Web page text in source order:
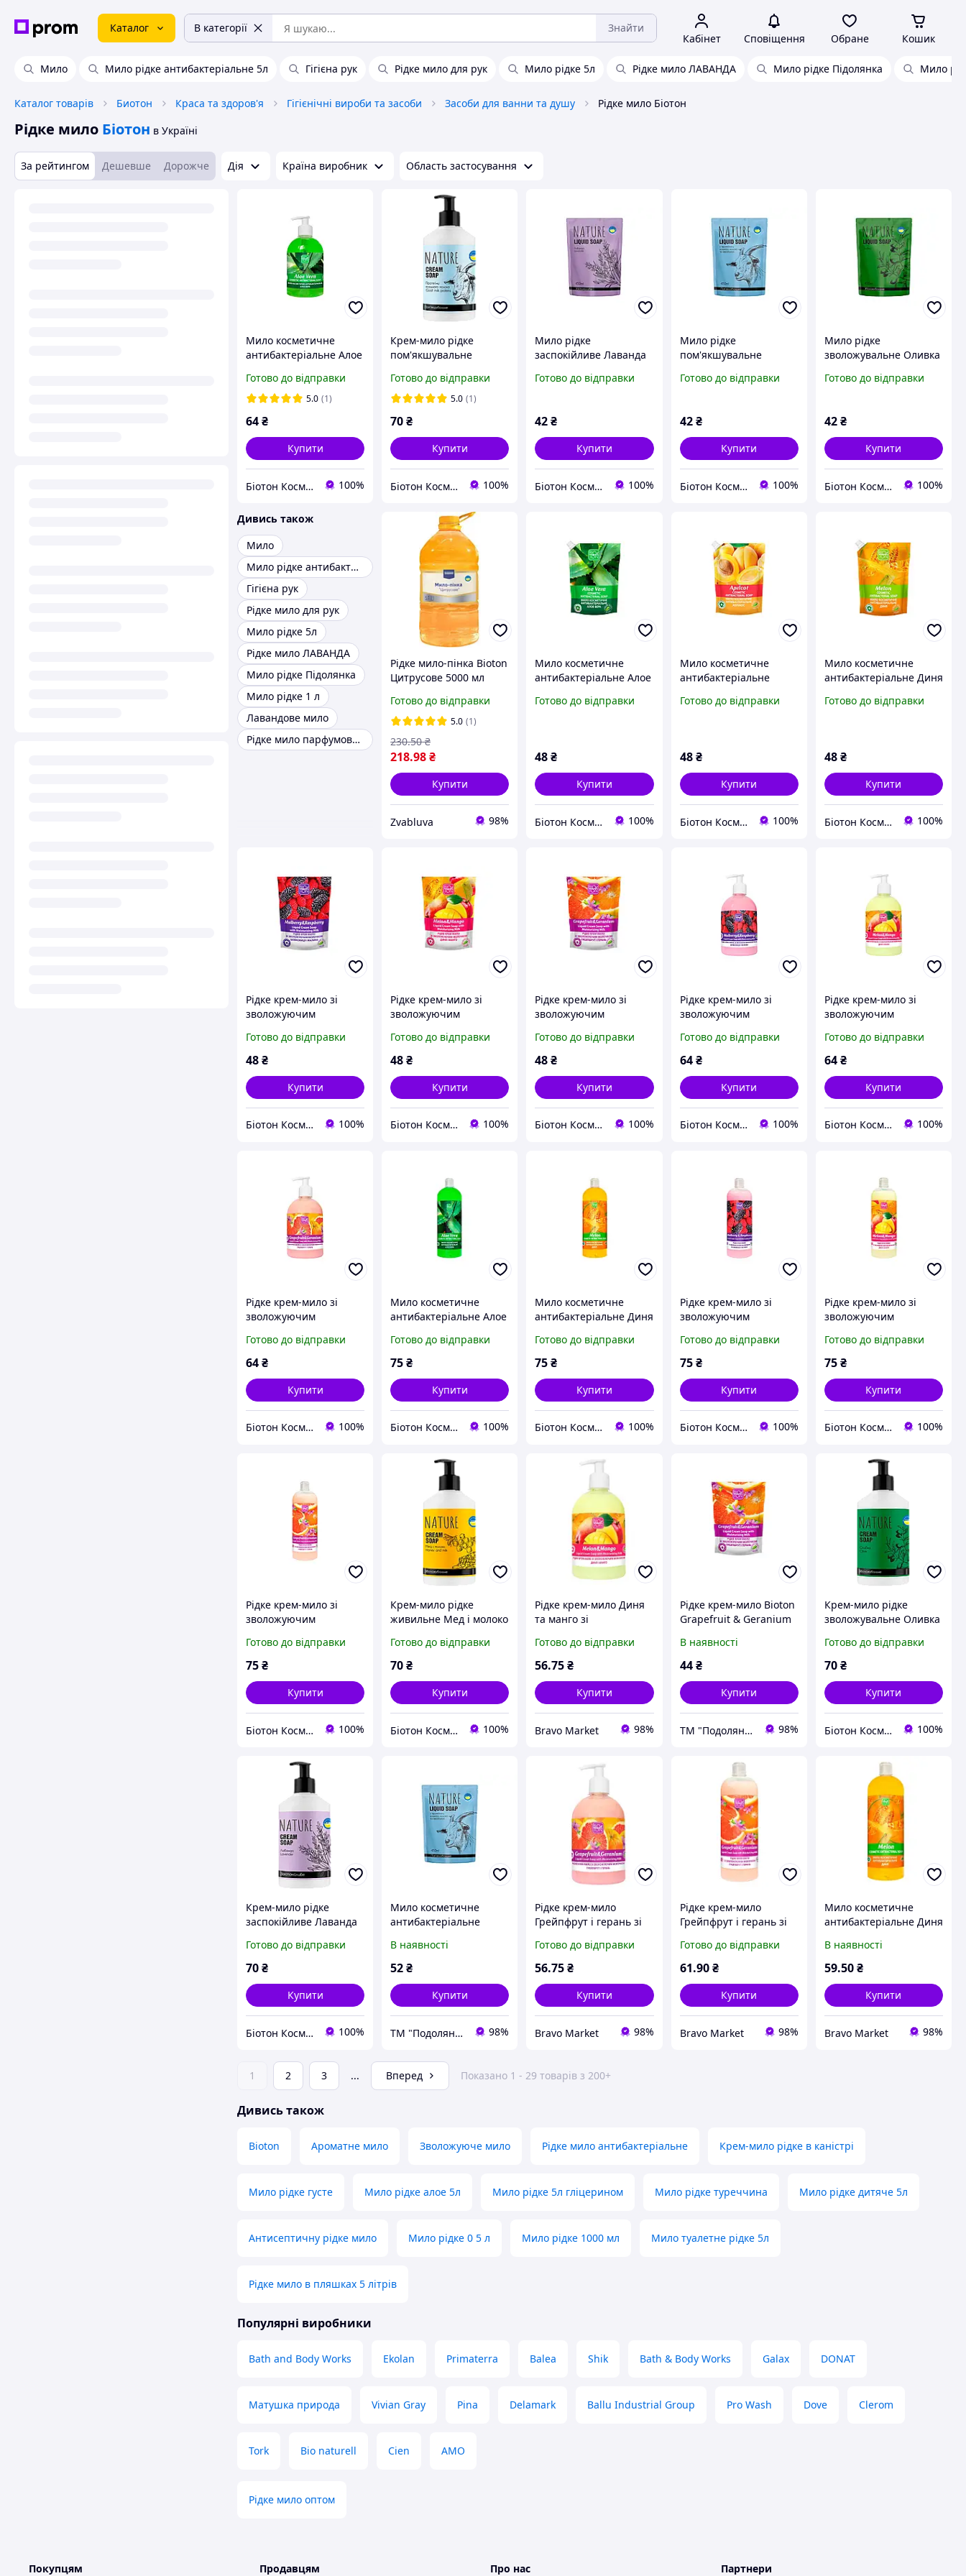
Каталог В категорії Знайти
Кабінет Сповіщення Обране Кошик
Мило Мило рідке антибактеріальне 5л Гігієна рук Рідке мило для рук Мило рідке 5л Рідке мило ЛАВАНДА Мило рідке Підолянка Мило
Каталог товарів Биотон Краса та здоров'я Гігієнічні вироби та засоби Засоби для ванни та душу Рідке мило Біотон
Рідке мило Біотон в Україні
За рейтингом Дешевше Дорожче Дія Країна виробник Область застосування
Мило косметичне
антибактеріальне Алое
COSMETICS, 500 мл
Готово до відправки
5.0 (1)
64₴
Купити
Біотон Косметік 100%
Крем-мило рідке
пом'якшувальне
молока NATURE, 900 мл
Готово до відправки
5.0 (1)
70₴
Купити
Біотон Косметік 100%
Мило рідке
заспокійливе Лаванда
Готово до відправки
42₴
Купити
Біотон Косметік 100%
Мило рідке
пом'якшувальне
молока NATURE, 450 мл
Готово до відправки
42 ₴
Купити
Біотон Косметік 100%
Мило рідке
зволожувальне Оливка
Готово до відправки
42₴
Купити
Біотон Косметік 100%
Дивись також
Мило
Мило рідке антибактеріальне 5л
Гігієна рук
Рідке мило для рук
Мило рідке 5л
Рідке мило ЛАВАНДА
Мило рідке Підолянка
Мило рідке 1 л
Лавандове мило
Рідке мило парфумована
Рідке мило-пінка Bioton
Цитрусове 5000 мл
Готово до відправки
5.0 (1)
218.98₴
230.50 ₴
Купити
Zvabluva 98%
Мило косметичне
антибактеріальне Алое
COSMETICS, 450 мл
Готово до відправки
48₴
Купити
Біотон Косметік 100%
Мило косметичне
антибактеріальне
COSMETICS, 450 мл
Готово до відправки
48 ₴
Купити
Біотон Косметік 100%
Мило косметичне
антибактеріальне Диня
450 мл
Готово до відправки
48₴
Купити
Біотон Косметік 100%
Рідке крем-мило зі
зволожуючим
Малина BIOTON
COSMETICS, 450 мл
Готово до відправки
48₴
Купити
Біотон Косметік 100%
Рідке крем-мило зі
зволожуючим
BIOTON COSMETICS,
450 мл
Готово до відправки
48₴
Купити
Біотон Косметік 100%
Рідке крем-мило зі
зволожуючим
Герань BIOTON
COSMETICS, 450 мл
Готово до відправки
48₴
Купити
Біотон Косметік 100%
Рідке крем-мило зі
зволожуючим
Малина BIOTON
COSMETICS, 500 мл
Готово до відправки
64 ₴
Купити
Біотон Косметік 100%
Рідке крем-мило зі
зволожуючим
BIOTON COSMETICS,
500 мл
Готово до відправки
64₴
Купити
Біотон Косметік 100%
Рідке крем-мило зі
зволожуючим
Герань BIOTON
COSMETICS, 500 мл
Готово до відправки
64₴
Купити
Біотон Косметік 100%
Мило косметичне
антибактеріальне Алое
COSMETICS, 1000 мл
Готово до відправки
75₴
Купити
Біотон Косметік 100%
Мило косметичне
антибактеріальне Диня
1000 мл
Готово до відправки
75₴
Купити
Біотон Косметік 100%
Рідке крем-мило зі
зволожуючим
Малина BIOTON
COSMETICS, 1000 мл
Готово до відправки
75 ₴
Купити
Біотон Косметік 100%
Рідке крем-мило зі
зволожуючим
BIOTON COSMETICS,
1000 мл
Готово до відправки
75₴
Купити
Біотон Косметік 100%
Рідке крем-мило зі
зволожуючим
Герань BIOTON
COSMETICS, 1000 мл
Готово до відправки
75₴
Купити
Біотон Косметік 100%
Крем-мило рідке
живильне Мед і молоко
Готово до відправки
70₴
Купити
Біотон Косметік 100%
Рідке крем-мило Диня
та манго зі
молочком 1000 мл ТМ
Bioton cosmetics
Готово до відправки
56.75₴
Купити
Bravo Market 98%
Рідке крем-мило Bioton
Grapefruit & Geranium
зволожуючим
молочком 450 мл
В наявності
44 ₴
Купити
ТМ "Подолянка" 98%
Крем-мило рідке
зволожувальне Оливка
Готово до відправки
70₴
Купити
Біотон Косметік 100%
Крем-мило рідке
заспокійливе Лаванда
Готово до відправки
70₴
Купити
Біотон Косметік 100%
Мило косметичне
антибактеріальне
молока» 450 мл
В наявності
52₴
Купити
ТМ "Подолянка" 98%
Рідке крем-мило
Грейпфрут і герань зі
молочком ТМ Bioton
cosmetics 500 мл
Готово до відправки
56.75₴
Купити
Bravo Market 98%
Рідке крем-мило
Грейпфрут і герань зі
молочком ТМ Bioton
cosmetics 1000 мл
Готово до відправки
61.90 ₴
Купити
Bravo Market 98%
Мило косметичне
антибактеріальне Диня
cosmetics
В наявності
59.50₴
Купити
Bravo Market 98%
1 2 3 ... Вперед Показано 1 - 29 товарів з 200+
Дивись також
Bioton Ароматне мило Зволожуюче мило Рідке мило антибактеріальне Крем-мило рідке в каністрі
Мило рідке густе Мило рідке алое 5л Мило рідке 5л гліцерином Мило рідке туреччина Мило рідке дитяче 5л
Антисептичну рідке мило Мило рідке 0 5 л Мило рідке 1000 мл Мило туалетне рідке 5л
Рідке мило в пляшках 5 літрів
Популярні виробники
Bath and Body Works Ekolan Primaterra Balea Shik Bath & Body Works Galax DONAT
Матушка природа Vivian Gray Pina Delamark Ballu Industrial Group Pro Wash Dove Clerom
Tork Bio naturell Cien AMO
Рідке мило оптом
Покупцям Продавцям Про нас Партнери